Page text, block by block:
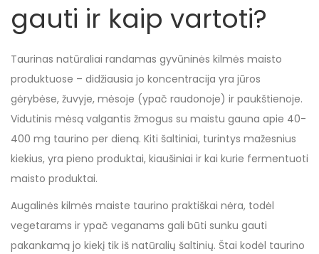
gauti ir kaip vartoti?
Taurinas natūraliai randamas gyvūninės kilmės maisto
produktuose – didžiausia jo koncentracija yra jūros
gėrybėse, žuvyje, mėsoje (ypač raudonoje) ir paukštienoje.
Vidutinis mėsą valgantis žmogus su maistu gauna apie 40-
400 mg taurino per dieną. Kiti šaltiniai, turintys mažesnius
kiekius, yra pieno produktai, kiaušiniai ir kai kurie fermentuoti
maisto produktai.
Augalinės kilmės maiste taurino praktiškai nėra, todėl
vegetarams ir ypač veganams gali būti sunku gauti
pakankamą jo kiekį tik iš natūralių šaltinių. Štai kodėl taurino